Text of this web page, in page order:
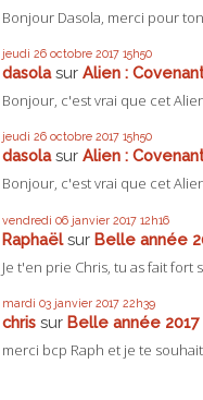
Bonjour Dasola, merci pour
jeudi 26 octobre 2017 15h50
dasolasur Alien :
Bonjour, c'est vrai que cet
jeudi 26 octobre 2017 15h50
dasolasur Alien :
Bonjour, c'est vrai que cet
vendredi 06 janvier 2017 12h16
Raphaëlsur Belle année
Je t'en prie Chris, tu as fait fort
mardi 03 janvier 2017 22h39
chris sur Belle année
merci bcp Raph et je te